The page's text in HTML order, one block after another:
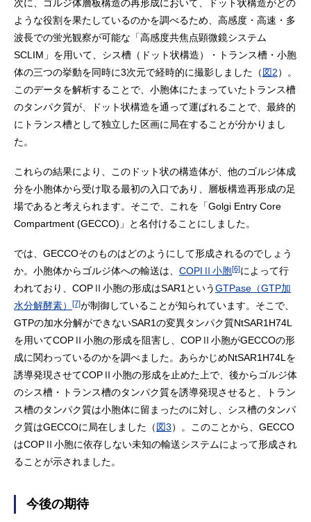
次に、ゴルジ体層板構造の再形成において、ドット状構造がどの
ような役割を果たしているのかを調べるため、高感度・高速・多
波長での蛍光観察が可能な「高感度共焦点顕微鏡システム
SCLIM」を用いて、シス槽（ドット状構造）・トランス槽・小胞
体の三つの挙動を同時に3次元で経時的に撮影しました（図2）。
このデータを解析することで、小胞体にたまっていたトランス槽
のタンパク質が、ドット状構造を通って運ばれることで、最終的
にトランス槽として独立した区画に局在することが分かりまし
た。
これらの結果により、このドット状の構造体が、他のゴルジ体成
分を小胞体から受け取る最初の入口であり、層板構造再形成の足
場であると考えられます。そこで、これを「Golgi Entry Core
Compartment (GECCO)」と名付けることにしました。
では、GECCOそのものはどのようにして形成されるのでしょう
か。小胞体からゴルジ体への輸送は、 COPIⅡ小胞[6]によって行
われており、COPⅡ小胞の形成はSAR1というGTPase（GTP加
水分解酵素）
[7]が制御していることが知られています。そこで、
GTPの加水分解ができないSAR1の変異タンパク質NtSAR1H74L
を用いてCOPⅡ小胞の形成を阻害し、COPⅡ小胞がGECCOの形
成に関わっているのかを調べました。あらかじめNtSAR1H74Lを
誘導発現させてCOPⅡ小胞の形成を止めた上で、後からゴルジ体
のシス槽・トランス槽のタンパク質を誘導発現させると、トラン
ス槽のタンパク質は小胞体に留まったのに対し、シス槽のタンパ
ク質はGECCOに局在しました（図3）。このことから、GECCO
はCOPⅡ小胞に依存しない未知の輸送システムによって形成され
ることが示されました。
今後の期待